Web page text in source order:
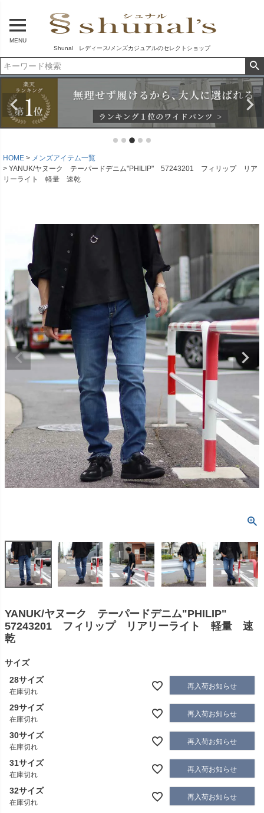
MENU
Shunal レディース/メンズカジュアルのセレクトショップ
HOME
メンズアイテム一覧
YANUK/ヤヌーク テーパードデニム"PHILIP" 57243201 フィリップ リア
リーライト 軽量 速乾
YANUK/ヤヌーク テーパードデニム"PHILIP"
57243201 フィリップ リアリーライト 軽量 速
乾
サイズ
28サイズ
在庫切れ
再入荷お知らせ
29サイズ
在庫切れ
再入荷お知らせ
30サイズ
在庫切れ
再入荷お知らせ
31サイズ
在庫切れ
再入荷お知らせ
32サイズ
在庫切れ
再入荷お知らせ